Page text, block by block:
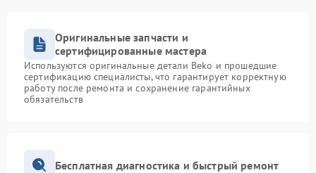
Оригинальные запчасти и
сертифицированные мастера
Используются оригинальные детали Beko и прошедшие
сертификацию специалисты, что гарантирует корректную
работу после ремонта и сохранение гарантийных
обязательств
Бесплатная диагностика и быстрый ремонт